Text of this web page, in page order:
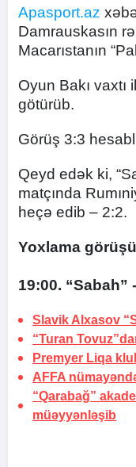
Apasport.az
Damrauskasın
Macarıstanın
Oyun Bakı
götürüb.
Görüş 3:3
Qeyd edək ki,
matçında
heçə edib – 2:2.
Yoxlama görüşü
19:00. “Sabah”
Slavik Alxasov
“Turan
Premyer Liqa
AFFA
“Qarabağ”
müəyyənləşib